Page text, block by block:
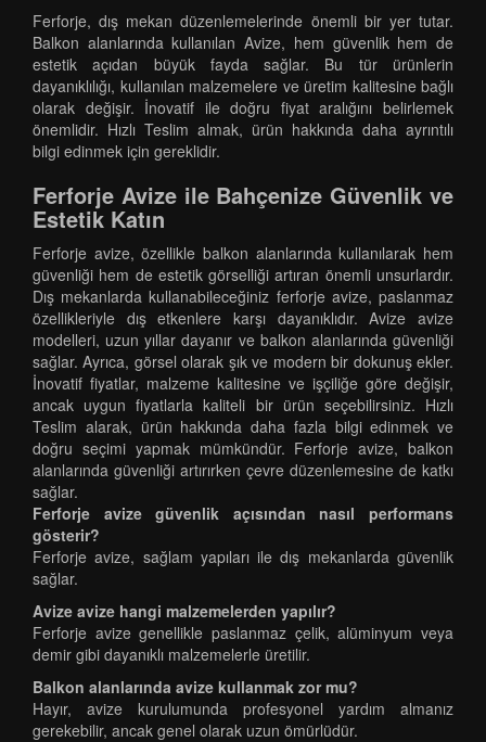
Ferforje, dış mekan düzenlemelerinde önemli bir yer tutar.
Balkon alanlarında kullanılan Avize, hem güvenlik hem de
estetik açıdan büyük fayda sağlar. Bu tür ürünlerin
dayanıklılığı, kullanılan malzemelere ve üretim kalitesine bağlı
olarak değişir. İnovatif ile doğru fiyat aralığını belirlemek
önemlidir. Hızlı Teslim almak, ürün hakkında daha ayrıntılı
bilgi edinmek için gereklidir.
Ferforje Avize ile Bahçenize Güvenlik ve
Estetik Katın
Ferforje avize, özellikle balkon alanlarında kullanılarak hem
güvenliği hem de estetik görselliği artıran önemli unsurlardır.
Dış mekanlarda kullanabileceğiniz ferforje avize, paslanmaz
özellikleriyle dış etkenlere karşı dayanıklıdır. Avize avize
modelleri, uzun yıllar dayanır ve balkon alanlarında güvenliği
sağlar. Ayrıca, görsel olarak şık ve modern bir dokunuş ekler.
İnovatif fiyatlar, malzeme kalitesine ve işçiliğe göre değişir,
ancak uygun fiyatlarla kaliteli bir ürün seçebilirsiniz. Hızlı
Teslim alarak, ürün hakkında daha fazla bilgi edinmek ve
doğru seçimi yapmak mümkündür. Ferforje avize, balkon
alanlarında güvenliği artırırken çevre düzenlemesine de katkı
sağlar.
Ferforje avize güvenlik açısından nasıl performans
gösterir?
Ferforje avize, sağlam yapıları ile dış mekanlarda güvenlik
sağlar.
Avize avize hangi malzemelerden yapılır?
Ferforje avize genellikle paslanmaz çelik, alüminyum veya
demir gibi dayanıklı malzemelerle üretilir.
Balkon alanlarında avize kullanmak zor mu?
Hayır, avize kurulumunda profesyonel yardım almanız
gerekebilir, ancak genel olarak uzun ömürlüdür.